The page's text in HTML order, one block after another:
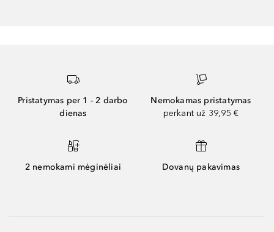
Pristatymas per 1 - 2 darbo
dienas
Nemokamas pristatymas
perkant už 39,95 €
2 nemokami mėginėliai Dovanų pakavimas